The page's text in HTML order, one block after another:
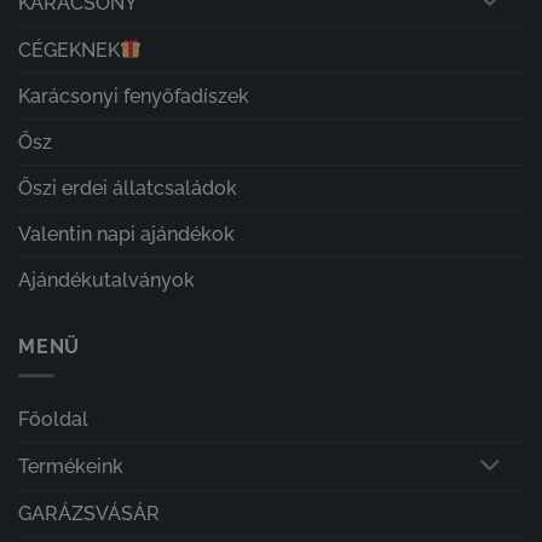
CÉGEKNEK
Karácsonyi fenyőfadíszek
Ősz
Őszi erdei állatcsaládok
Valentin napi ajándékok
Ajándékutalványok
MENÜ
Főoldal
Termékeink
GARÁZSVÁSÁR